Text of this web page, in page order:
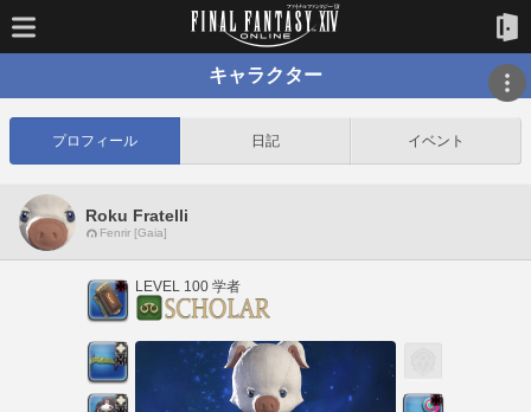
キャラクター
プロフィール 日記 イベント
Roku Fratelli
Fenrir [Gaia]
LEVEL 100 学者